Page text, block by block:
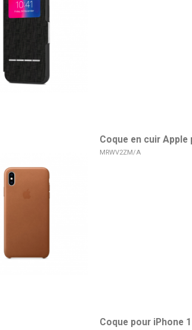
Coque en cuir Apple
MRWV2ZM/A
Coque pour iPhone